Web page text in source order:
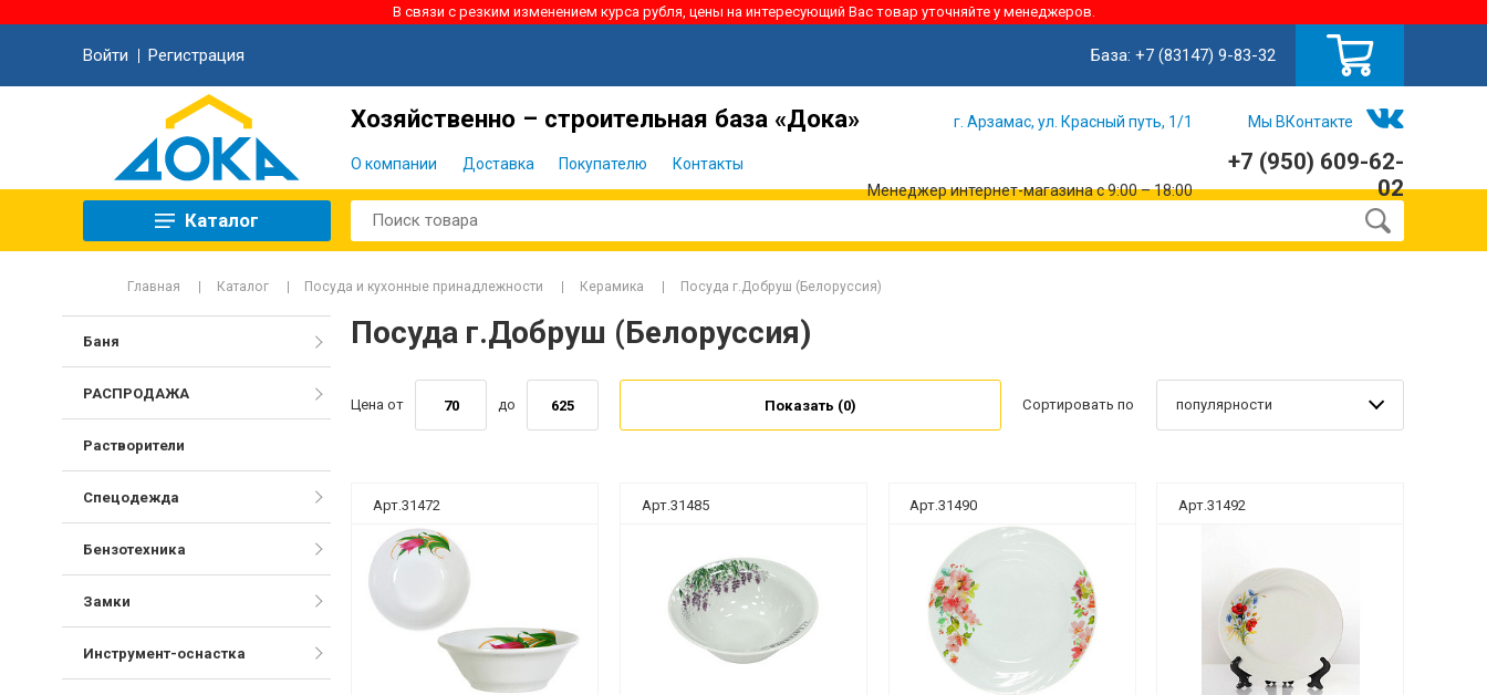
В связи с резким изменением курса рубля, цены на интересующий Вас товар уточняйте у менеджеров.
Войти Регистрация База: +7 (83147) 9-83-32
Хозяйственно – строительная база «Дока»
О компании Доставка Покупателю Контакты
г. Арзамас, ул. Красный путь, 1/1 Мы ВКонтакте
Менеджер интернет-магазина с 9:00 – 18:00
+7 (950) 609-62-
02
Каталог
Главная Каталог Посуда и кухонные принадлежности Керамика Посуда г.Добруш (Белоруссия)
Посуда г.Добруш (Белоруссия)
Цена от до Показать (0) Сортировать по популярности
Арт.31472 Арт.31485 Арт.31490 Арт.31492
Баня
РАСПРОДАЖА
Растворители
Спецодежда
Бензотехника
Замки
Инструмент-оснастка